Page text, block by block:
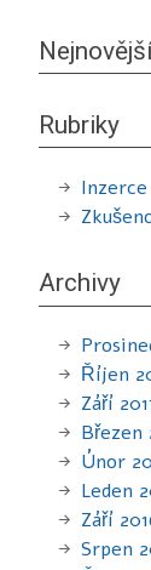
Rubriky
Archivy
Říjen
Září
Březen
Únor
Leden
Září
Srpen